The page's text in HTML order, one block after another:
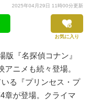
2025年04月29日 11時00分更新
お気に入り
『名探偵コナン』
ニメも続々登場。
る『プリンセス・プ
章が登場。クライマ